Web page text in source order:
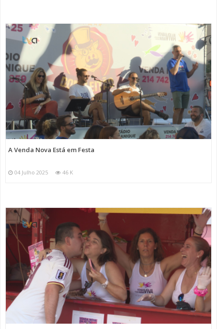
A Venda Nova Está em Festa
04 Julho 2025 46 K